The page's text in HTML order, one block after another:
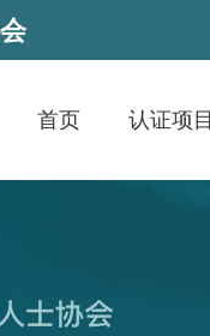
首页 认证项目